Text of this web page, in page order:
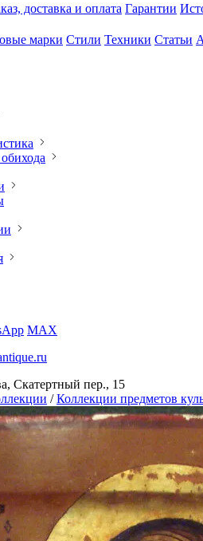
доставка и оплата Гарантии
марки Стили Техники Статьи
MAX
Скатертный пер., 15
/ Коллекции предметов